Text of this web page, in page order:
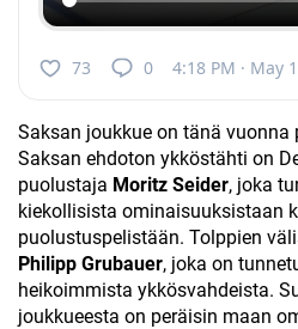
73 0 4:18 PM · May
Saksan joukkue on tänä vuonna
Saksan ehdoton ykköstähti on
puolustaja Moritz Seider, joka
kiekollisista ominaisuuksistaan
puolustuspelistään. Tolppien
Philipp Grubauer, joka on
heikoimmista ykkösvahdeista.
joukkueesta on peräisin maan